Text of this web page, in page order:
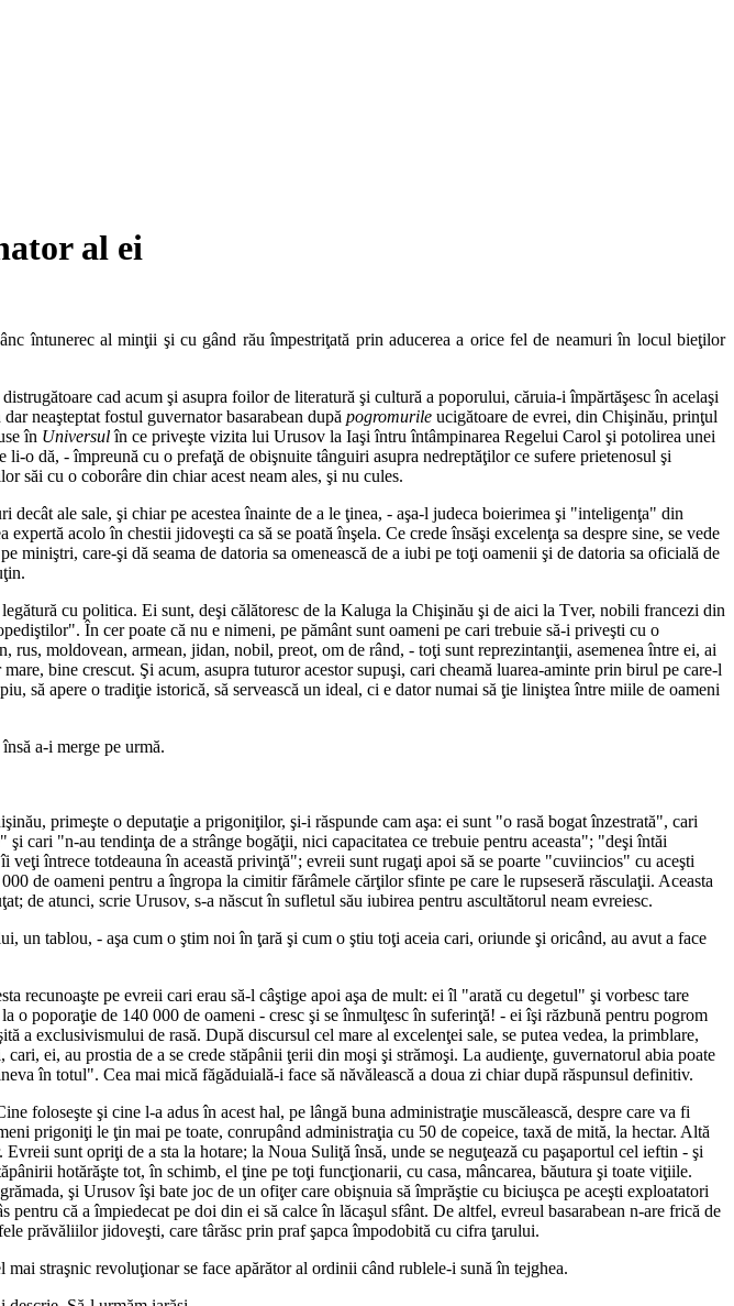
al ei
întunerec al minţii şi cu gând rău împestriţată prin aducerea a orice fel de neamuri în locul bieţilor
cad acum şi asupra foilor de literatură şi cultură a poporului, căruia-i împărtăşesc în acelaşi
neaşteptat fostul guvernator basarabean după pogromurile ucigătoare de evrei, din Chişinău, prinţul
în Universulîn ce priveşte vizita lui Urusov la Iaşi întru întâmpinarea Regelui Carol şi potolirea unei
o dă, - împreună cu o prefaţă de obişnuite tânguiri asupra nedreptăţilor ce sufere prietenosul şi
săi cu o coborâre din chiar acest neam ales, şi nu cules.
ale sale, şi chiar pe acestea înainte de a le ţinea, - aşa-l judeca boierimea şi "inteligenţa" din
acolo în chestii jidoveşti ca să se poată înşela. Ce crede însăşi excelenţa sa despre sine, se vede
miniştri, care-şi dă seama de datoria sa omenească de a iubi pe toţi oamenii şi de datoria sa oficială de
cu politica. Ei sunt, deşi călătoresc de la Kaluga la Chişinău şi de aici la Tver, nobili francezi din
În cer poate că nu e nimeni, pe pământ sunt oameni pe cari trebuie să-i priveşti cu o
moldovean, armean, jidan, nobil, preot, om de rând, - toţi sunt reprezintanţii, asemenea între ei, ai
bine crescut. Şi acum, asupra tuturor acestor supuşi, cari cheamă luarea-aminte prin birul pe care-l
să apere o tradiţie istorică, să servească un ideal, ci e dator numai să ţie liniştea între miile de oameni
a-i merge pe urmă.
primeşte o deputaţie a prigoniţilor, şi-i răspunde cam aşa: ei sunt "o rasă bogat înzestrată", cari
cari "n-au tendinţa de a strânge bogăţii nici capacitatea ce trebuie pentru aceasta"; "deşi întăi
întrece totdeauna în această privinţă"; evreii sunt rugaţi apoi să se poarte "cuviincios" cu aceşti
de oameni pentru a îngropa la cimitir fărâmele cărţilor sfinte pe care le rupseseră răsculaţii. Aceasta
de atunci, scrie Urusov, s-a născut în sufletul său iubirea pentru ascultătorul neam evreiesc.
tablou, - aşa cum o ştim noi în ţară şi cum o ştiu toţi aceia cari, oriunde şi oricând, au avut a face
recunoaşte pe evreii cari erau să-l câştige apoi aşa de mult: ei îl "arată cu degetul" şi vorbesc tare
poporaţie de 140 000 de oameni - cresc şi se înmulţesc în suferinţă! - ei îşi răzbună pentru pogrom
a exclusivismului de rasă. După discursul cel mare al excelenţei sale, se putea vedea, la primblare,
ei, au prostia de a se crede stăpânii ţerii din moşi şi strămoşi. La audienţe, guvernatorul abia poate
în totul". Cea mai mică făgăduială-i face să năvălească a doua zi chiar după răspunsul definitiv.
foloseşte şi cine l-a adus în acest hal, pe lângă buna administraţie muscălească, despre care va fi
prigoniţi le ţin mai pe toate, conrupând administraţia cu 50 de copeice, taxă de mită, la hectar. Altă
sunt opriţi de a sta la hotare; la Noua Suliţă însă, unde se neguţează cu paşaportul cel ieftin - şi
hotărăşte tot, în schimb, el ţine pe toţi funcţionarii, cu casa, mâncarea, băutura şi toate viţiile.
şi Urusov îşi bate joc de un ofiţer care obişnuia să împrăştie cu biciuşca pe aceşti exploatatori
că a împiedecat pe doi din ei să calce în lăcaşul sfânt. De altfel, evreul basarabean n-are frică de
prăvăliilor jidoveşti, care târăsc prin praf şapca împodobită cu cifra ţarului.
straşnic revoluţionar se face apărător al ordinii când rublele-i sună în tejghea.